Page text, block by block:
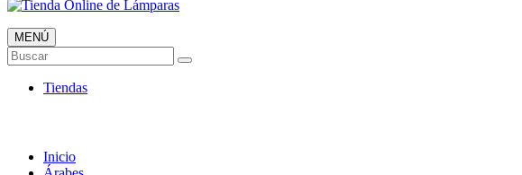
Tienda Online de Lámparas
TOP en Ventas
MENÚ
Buscar
Tiendas
Inicio